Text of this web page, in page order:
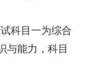
科目一为综合
与能力，科目